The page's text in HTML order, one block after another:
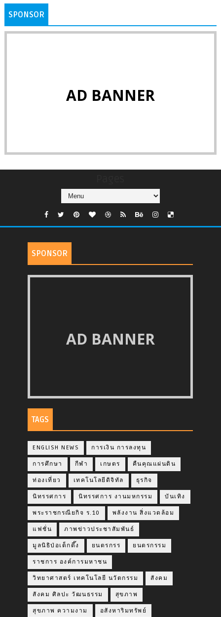
SPONSOR
AD BANNER
SPONSOR
AD BANNER
TAGS
ENGLISH NEWS การเงิน การลงทุน
การศึกษา กีฬา เกษตร คืนคุณแผ่นดิน
ท่องเที่ยว เทคโนโลยีดิจิทัล ธุรกิจ
นิทรรศการ นิทรรศการ งานมหกรรม บันเทิง
พระราชกรณียกิจ ร.10 พลังงาน สิ่งแวดล้อม
แฟชั่น ภาพข่าวประชาสัมพันธ์
มูลนิธิป่อเต็กตึ๊ง ยนตรกรร ยนตรกรรม
ราชการ องค์การมหาชน
วิทยาศาสตร์ เทคโนโลยี นวัตกรรม สังคม
สังคม ศิลปะ วัฒนธรรม สุขภาพ
สุขภาพ ความงาม อสังหาริมทรัพย์